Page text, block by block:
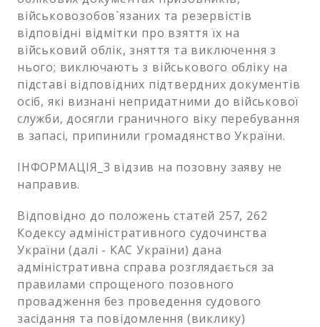
військовозобов`язаних та резервістів
відповідні відмітки про взяття їх на
військовий облік, зняття та виключення з
нього; виключають з військового обліку на
підставі відповідних підтвердних документів
осіб, які визнані непридатними до військової
служби, досягли граничного віку перебування
в запасі, припинили громадянство України.
ІНФОРМАЦІЯ_3 відзив на позовну заяву не
направив.
Відповідно до положень статей 257, 262
Кодексу адміністративного судочинства
України (далі - КАС України) дана
адміністративна справа розглядається за
правилами спрощеного позовного
провадження без проведення судового
засідання та повідомлення (виклику)